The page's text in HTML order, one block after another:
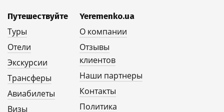
Путешествуйте
Туры
Отели
Экскурсии
Трансферы
Авиабилеты
Визы
Yeremenko.ua
О компании
Отзывы
клиентов
Наши партнеры
Контакты
Политика